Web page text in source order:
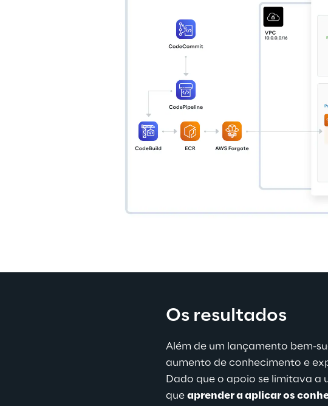
Os resultados
Além de um lançamento bem-
aumento de conhecimento e
Dado que o apoio se limitava a
que aprender a aplicar os